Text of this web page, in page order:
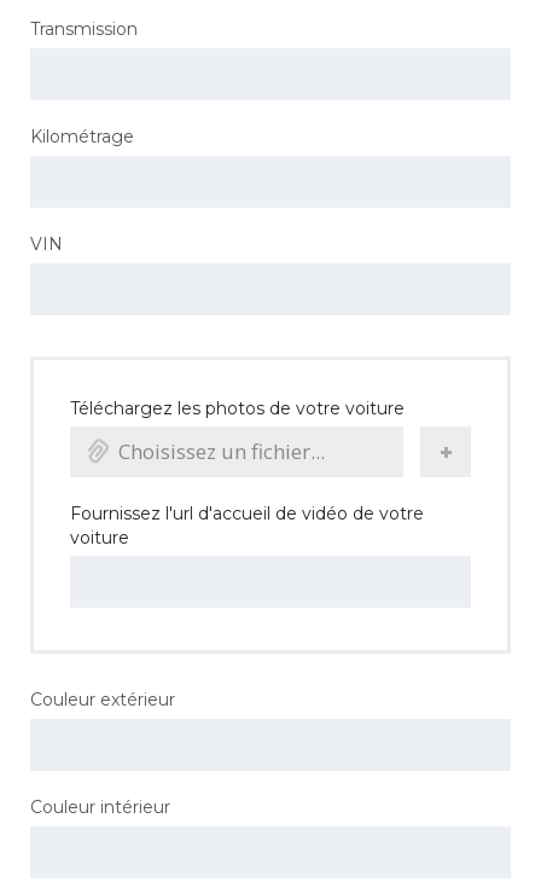
Transmission
Kilométrage
VIN
Téléchargez les photos de votre voiture
Choisissez un fichier...
Fournissez l'url d'accueil de vidéo de votre
voiture
Couleur extérieur
Couleur intérieur